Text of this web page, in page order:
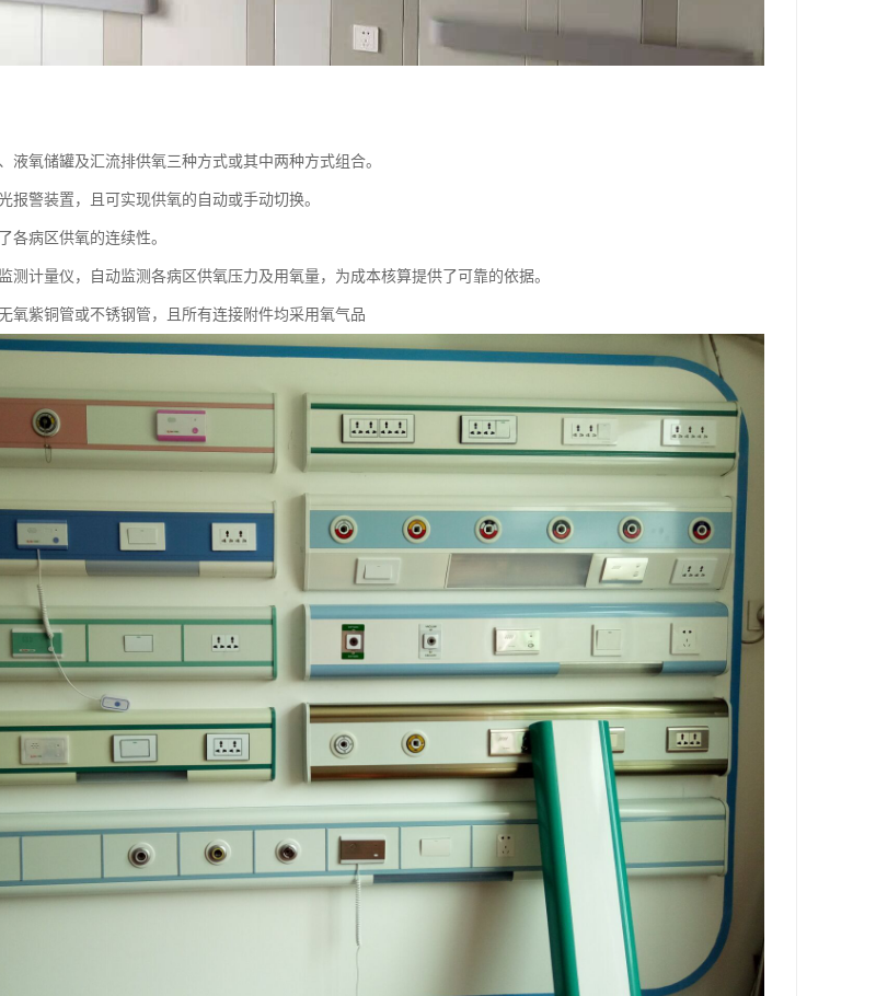
液氧储罐及汇流排供氧三种方式或其中两种方式组合。
报警装置，且可实现供氧的自动或手动切换。
各病区供氧的连续性。
测计量仪，自动监测各病区供氧压力及用氧量，为成本核算提供了可靠的依据。
氧紫铜管或不锈钢管，且所有连接附件均采用氧气品